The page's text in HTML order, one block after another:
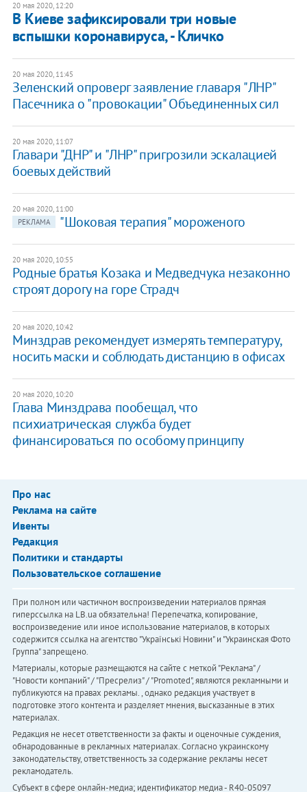
20 мая 2020, 12:20
В Киеве зафиксировали три новые
вспышки коронавируса, - Кличко
20 мая 2020, 11:45
Зеленский опроверг заявление главаря "ЛНР"
Пасечника о "провокации" Объединенных сил
20 мая 2020, 11:07
Главари "ДНР" и "ЛНР" пригрозили эскалацией
боевых действий
20 мая 2020, 11:00
РЕКЛАМА
"Шоковая терапия" мороженого
20 мая 2020, 10:55
Родные братья Козака и Медведчука незаконно
строят дорогу на горе Страдч
20 мая 2020, 10:42
Минздрав рекомендует измерять температуру,
носить маски и соблюдать дистанцию в офисах
20 мая 2020, 10:20
Глава Минздрава пообещал, что
психиатрическая служба будет
финансироваться по особому принципу
Про нас
Реклама на сайте
Ивенты
Редакция
Политики и стандарты
Пользовательское соглашение
При полном или частичном воспроизведении материалов прямая
гиперссылка на LB.ua обязательна! Перепечатка, копирование,
воспроизведение или иное использование материалов, в которых
содержится ссылка на агентство "Українськi Новини" и "Украинская Фото
Группа" запрещено.
Материалы, которые размещаются на сайте с меткой "Реклама" /
"Новости компаний" / "Пресрелиз" / "Promoted", являются рекламными и
публикуются на правах рекламы. , однако редакция участвует в
подготовке этого контента и разделяет мнения, высказанные в этих
материалах.
Редакция не несет ответственности за факты и оценочные суждения,
обнародованные в рекламных материалах. Согласно украинскому
законодательству, ответственность за содержание рекламы несет
рекламодатель.
Субъект в сфере онлайн-медиа; идентификатор медиа - R40-05097